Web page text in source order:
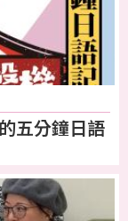
五分鐘日語